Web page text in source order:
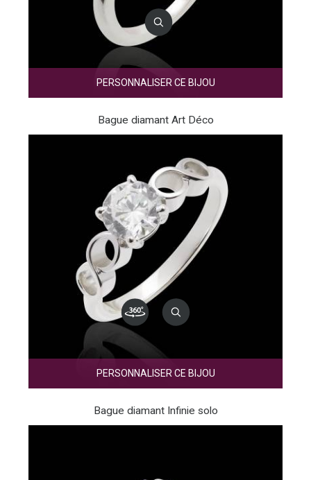
PERSONNALISER CE BIJOU
Bague diamant Art Déco
PERSONNALISER CE BIJOU
Bague diamant Infinie solo